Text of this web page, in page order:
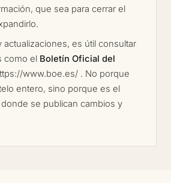
que sea para cerrar el
actualizaciones, es útil consultar
como el Boletín Oficial del
www.boe.es/ . No porque
entero, sino porque es el
se publican cambios y